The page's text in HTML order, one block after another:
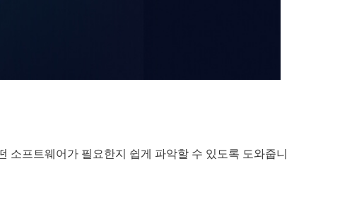
소프트웨어가 필요한지 쉽게 파악할 수 있도록 도와줍니